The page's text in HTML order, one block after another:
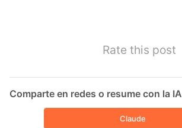
Rate this post
Comparte en redes o resume con la IA
Claude